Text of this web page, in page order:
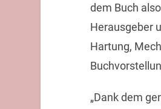
dem Buch
Herausgeber
Hartung,
„Dank dem